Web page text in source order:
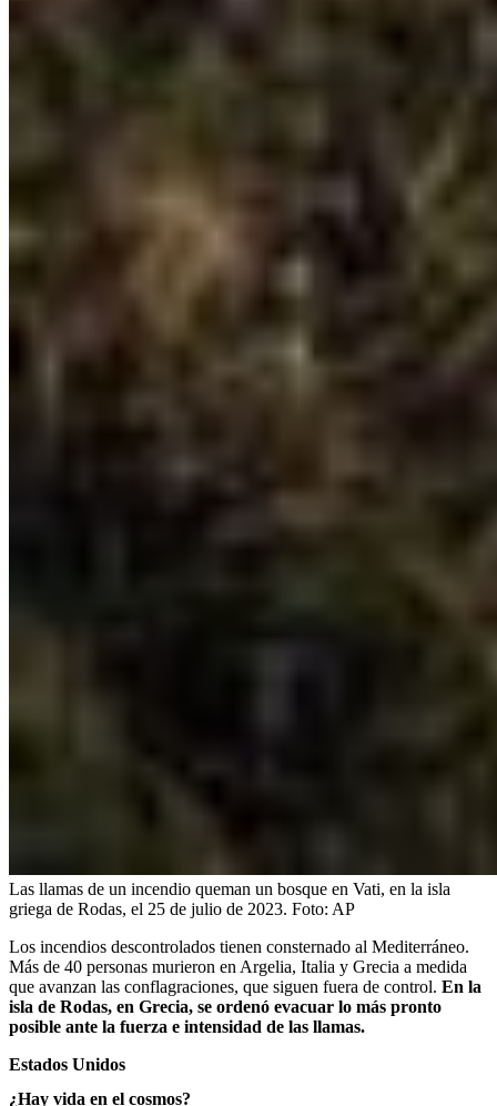
Las llamas de un incendio queman un bosque en Vati, en la isla
griega de Rodas, el 25 de julio de 2023. Foto: AP
Los incendios descontrolados tienen consternado al Mediterráneo.
Más de 40 personas murieron en Argelia, Italia y Grecia a medida
que avanzan las conflagraciones, que siguen fuera de control. En la
isla de Rodas, en Grecia, se ordenó evacuar lo más pronto
posible ante la fuerza e intensidad de las llamas.
Estados Unidos
¿Hay vida en el cosmos?